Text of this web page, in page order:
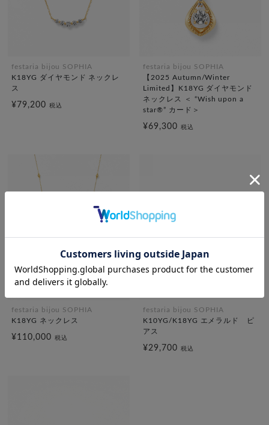
festaria bijou SOPHIA
K18YG ダイヤモンド ネックレ
ス
¥79,200 税込
festaria bijou SOPHIA
【2025 Autumn/Winter
Limited】K18YG ダイヤモンド
ネックレス ＜ “Wish upon a
star®” カード＞
¥69,300 税込
festaria bijou SOPHIA
K18YG ネックレス
¥110,000 税込
festaria bijou SOPHIA
K10YG/K18YG エメラルド ピ
アス
¥29,700 税込